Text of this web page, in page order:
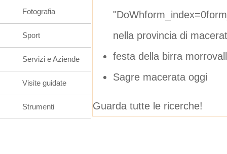
nella provincia di
festa della birra
Sagre macerata oggi
Guarda tutte le ricerche!
Fotografia
Sport
Servizi e Aziende
Visite guidate
Strumenti